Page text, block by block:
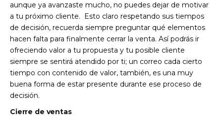
aunque ya avanzaste mucho, no puedes dejar de motivar
a tu próximo cliente. Esto claro respetando sus tiempos
de decisión, recuerda siempre preguntar qué elementos
hacen falta para finalmente cerrar la venta. Así podrás ir
ofreciendo valor a tu propuesta y tu posible cliente
siempre se sentirá atendido por ti; un correo cada cierto
tiempo con contenido de valor, también, es una muy
buena forma de estar presente durante ese proceso de
decisión.
Cierre de ventas